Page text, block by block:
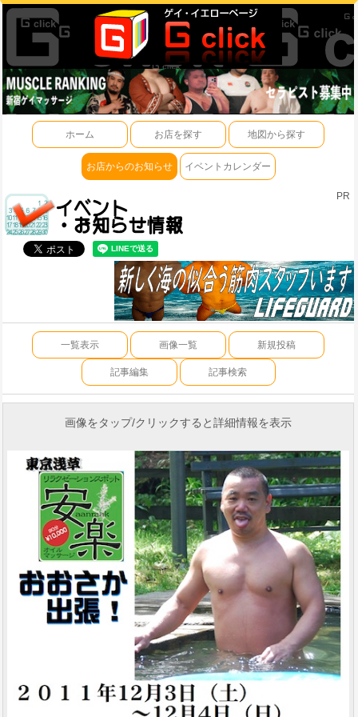
ホーム お店を探す 地図から探す
お店からのお知らせ イベントカレンダー
PR
一覧表示 画像一覧 新規投稿
記事編集 記事検索
画像をタップ/クリックすると詳細情報を表示